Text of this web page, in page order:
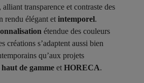
transparence et contraste des
rendu élégant et intemporel.
étendue des couleurs
créations s’adaptent aussi bien
qu’aux projets
haut de gamme et HORECA.